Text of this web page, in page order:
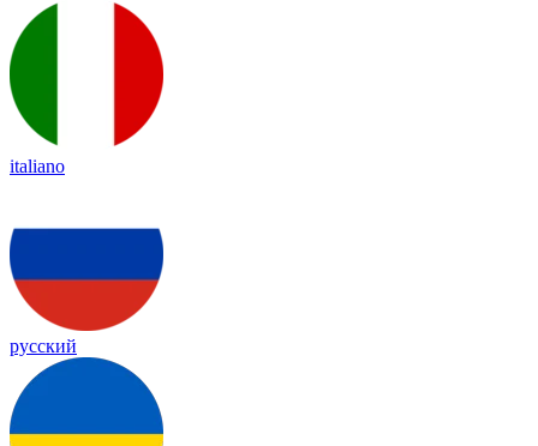
italiano
русский